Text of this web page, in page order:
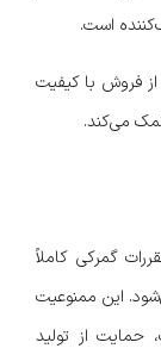
است.
فروش با کیفیت
می‌کند.
گمرکی کاملاً
این ممنوعیت
حمایت از تولید